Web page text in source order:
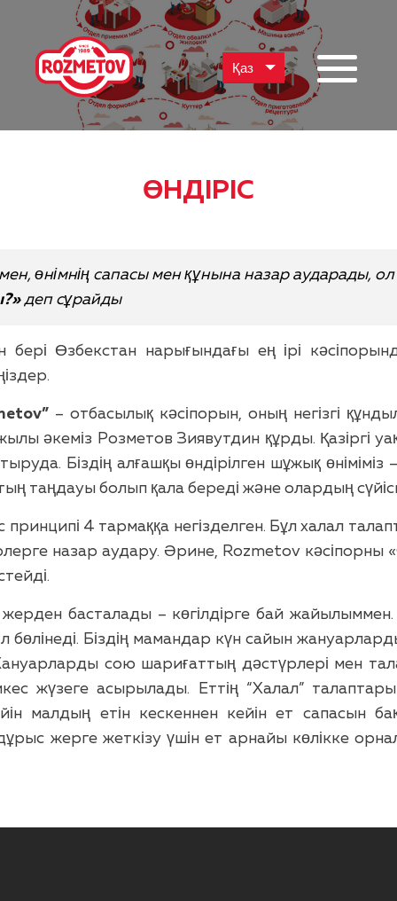
Қаз
ӨНДІРІС
өнімнің сапасы мен құнына назар аударады, ол
деп сұрайды
Өзбекстан нарығындағы ең ірі
– отбасылық кәсіпорын, оның негізгі
әкеміз Розметов Зиявутдин құрды. Қазіргі
Біздің алғашқы өндірілген шұжық
таңдауы болып қала береді және олардың
4 тармаққа негізделген. Бұл халал
назар аудару. Әрине, Rozmetov кәсіпорны
басталады – көгілдірге бай
бөлінеді. Біздің мамандар күн сайын
Жануарларды сою шариғаттың дәстүрлері мен
жүзеге асырылады. Еттің “Халал”
малдың етін кескеннен кейін ет сапасын
жерге жеткізу үшін ет арнайы көлікке